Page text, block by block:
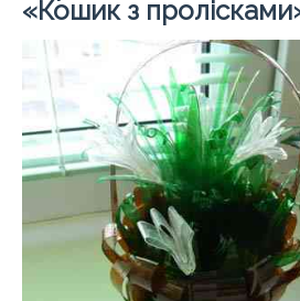
«Кошик з